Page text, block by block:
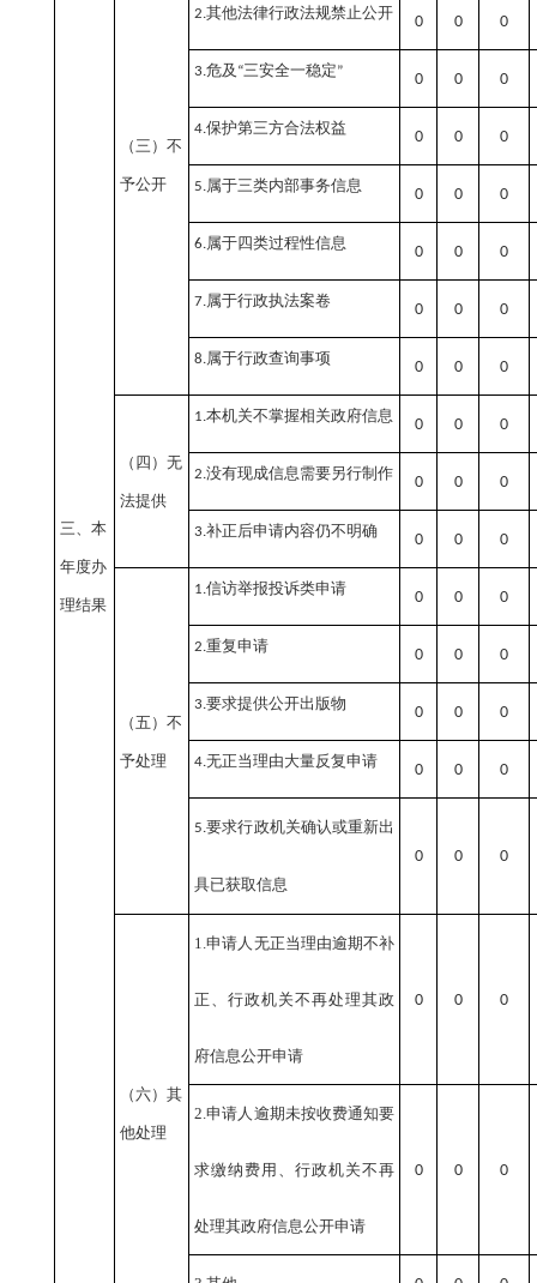
三、本
年度办
理结果
（三）不
予公开
2.其他法律行政法规禁止公开 0 0 0
3.危及 “三安全一稳定” 0 0 0
4.保护第三方合法权益 0 0 0
5.属于三类内部事务信息 0 0 0
6.属于四类过程性信息 0 0 0
7.属于行政执法案卷 0 0 0
8.属于行政查询事项 0 0 0
（四）无
法提供
1.本机关不掌握相关政府信息 0 0 0
2.没有现成信息需要另行制作 0 0 0
3.补正后申请内容仍不明确 0 0 0
（五）不
予处理
1.信访举报投诉类申请 0 0 0
2.重复申请 0 0 0
3.要求提供公开出版物 0 0 0
4.无正当理由大量反复申请 0 0 0
5.要求行政机关确认或重新出
具已获取信息
0 0 0
（六）其
他处理
1.申请人无正当理由逾期不补
正、行政机关不再处理其政
府信息公开申请
0 0 0
2.申请人逾期未按收费通知要
求缴纳费用、行政机关不再
处理其政府信息公开申请
0 0 0